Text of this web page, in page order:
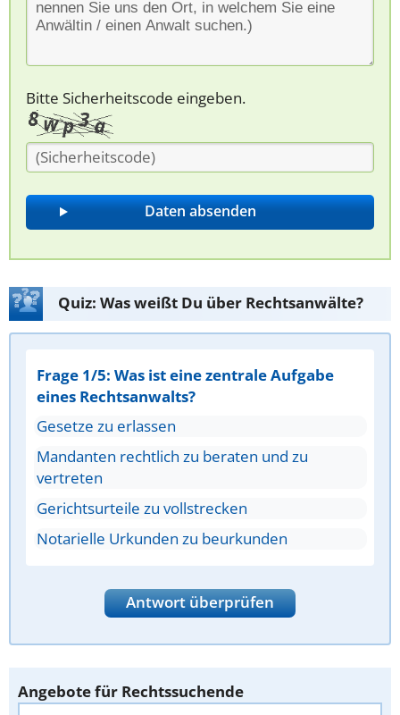
Bitte Sicherheitscode eingeben.
Quiz: Was weißt Du über Rechtsanwälte?
Frage 1/5: Was ist eine zentrale Aufgabe
eines Rechtsanwalts?
Gesetze zu erlassen
Mandanten rechtlich zu beraten und zu
vertreten
Gerichtsurteile zu vollstrecken
Notarielle Urkunden zu beurkunden
Antwort überprüfen
Angebote für Rechtssuchende